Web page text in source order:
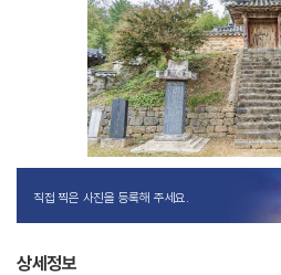
직접 찍은 사진을 등록해 주세요.
상세정보